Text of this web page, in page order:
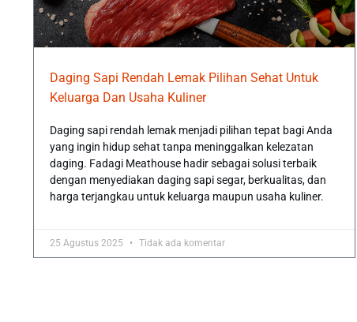
Daging Sapi Rendah Lemak Pilihan Sehat Untuk
Keluarga Dan Usaha Kuliner
Daging sapi rendah lemak menjadi pilihan tepat bagi Anda
yang ingin hidup sehat tanpa meninggalkan kelezatan
daging. Fadagi Meathouse hadir sebagai solusi terbaik
dengan menyediakan daging sapi segar, berkualitas, dan
harga terjangkau untuk keluarga maupun usaha kuliner.
25 Agustus 2025 Tidak ada komentar